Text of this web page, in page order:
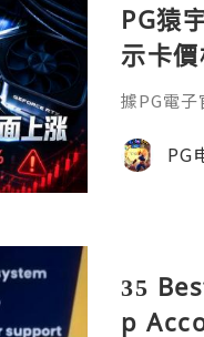
PG猿
示卡
據PG電
漲幅約
人民幣，
PG
35
p